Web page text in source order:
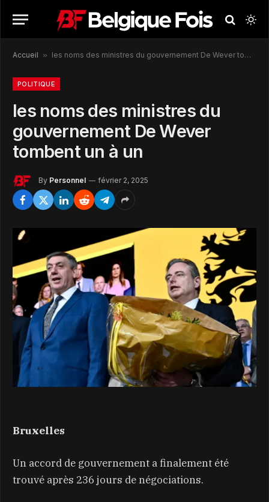
Accueil » les noms des ministres du gouvernement De Wever tombent un à un
POLITIQUE
les noms des ministres du
gouvernement De Wever
tombent un à un
By Personnel février 2, 2025
Bruxelles
Un accord de gouvernement a finalement été
trouvé après 236 jours de négociations.